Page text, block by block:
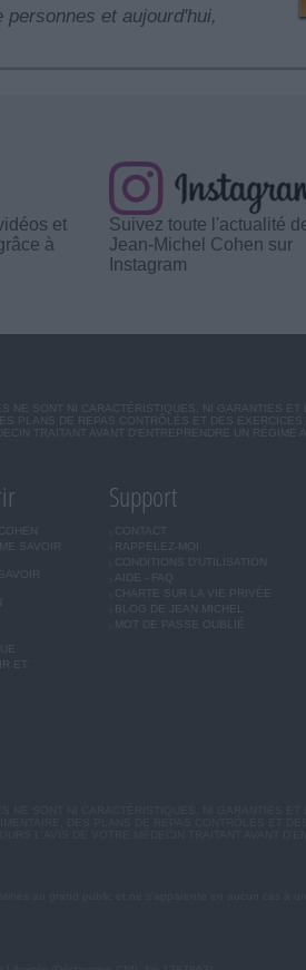
et aujourd'hui,
et
à
Suivez toute l'actualité
Jean-Michel Cohen sur
Instagram
SONT NI CARACTÉRISTIQUES, NI GARANTIES ET
PLANS DE REPAS CONTRÔLÉS ET DES
TRAITANT AVANT D'ENTREPRENDRE UN
SAVOIR
ET
Support
CONTACT
RAPPELEZ-MOI
CONDITIONS D'UTILISATION
AIDE - FAQ
CHARTE SUR LA VIE PRIVÉE
BLOG DE JEAN MICHEL
MOT DE PASSE OUBLIÉ